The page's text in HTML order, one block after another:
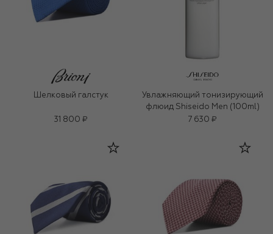
Шелковый галстук
31 800 ₽
Увлажняющий тонизирующий
флюид Shiseido Men (100ml)
7 630 ₽